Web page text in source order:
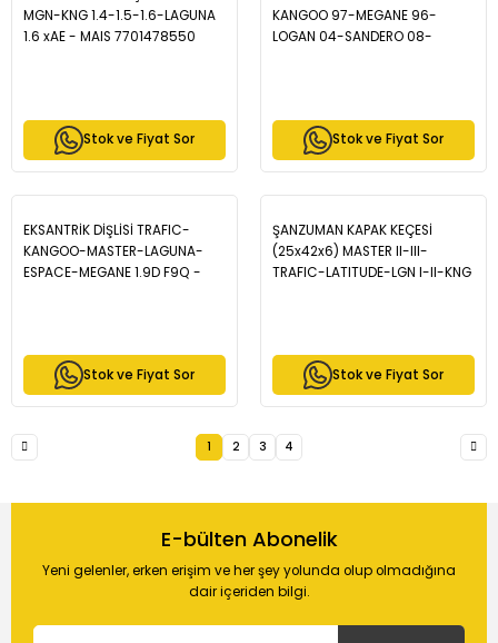
MGN-KNG 1.4-1.5-1.6-LAGUNA
1.6 xAE - MAIS 7701478550
Stok ve Fiyat Sor
KANGOO 97-MEGANE 96-
LOGAN 04-SANDERO 08-
Stok ve Fiyat Sor
EKSANTRİK DİŞLİSİ TRAFIC-
KANGOO-MASTER-LAGUNA-
ESPACE-MEGANE 1.9D F9Q -
Stok ve Fiyat Sor
ŞANZUMAN KAPAK KEÇESİ
(25x42x6) MASTER II-III-
TRAFIC-LATITUDE-LGN I-II-KNG
Stok ve Fiyat Sor
1 2 3 4
E-bülten Abonelik
Yeni gelenler, erken erişim ve her şey yolunda olup olmadığına
dair içeriden bilgi.